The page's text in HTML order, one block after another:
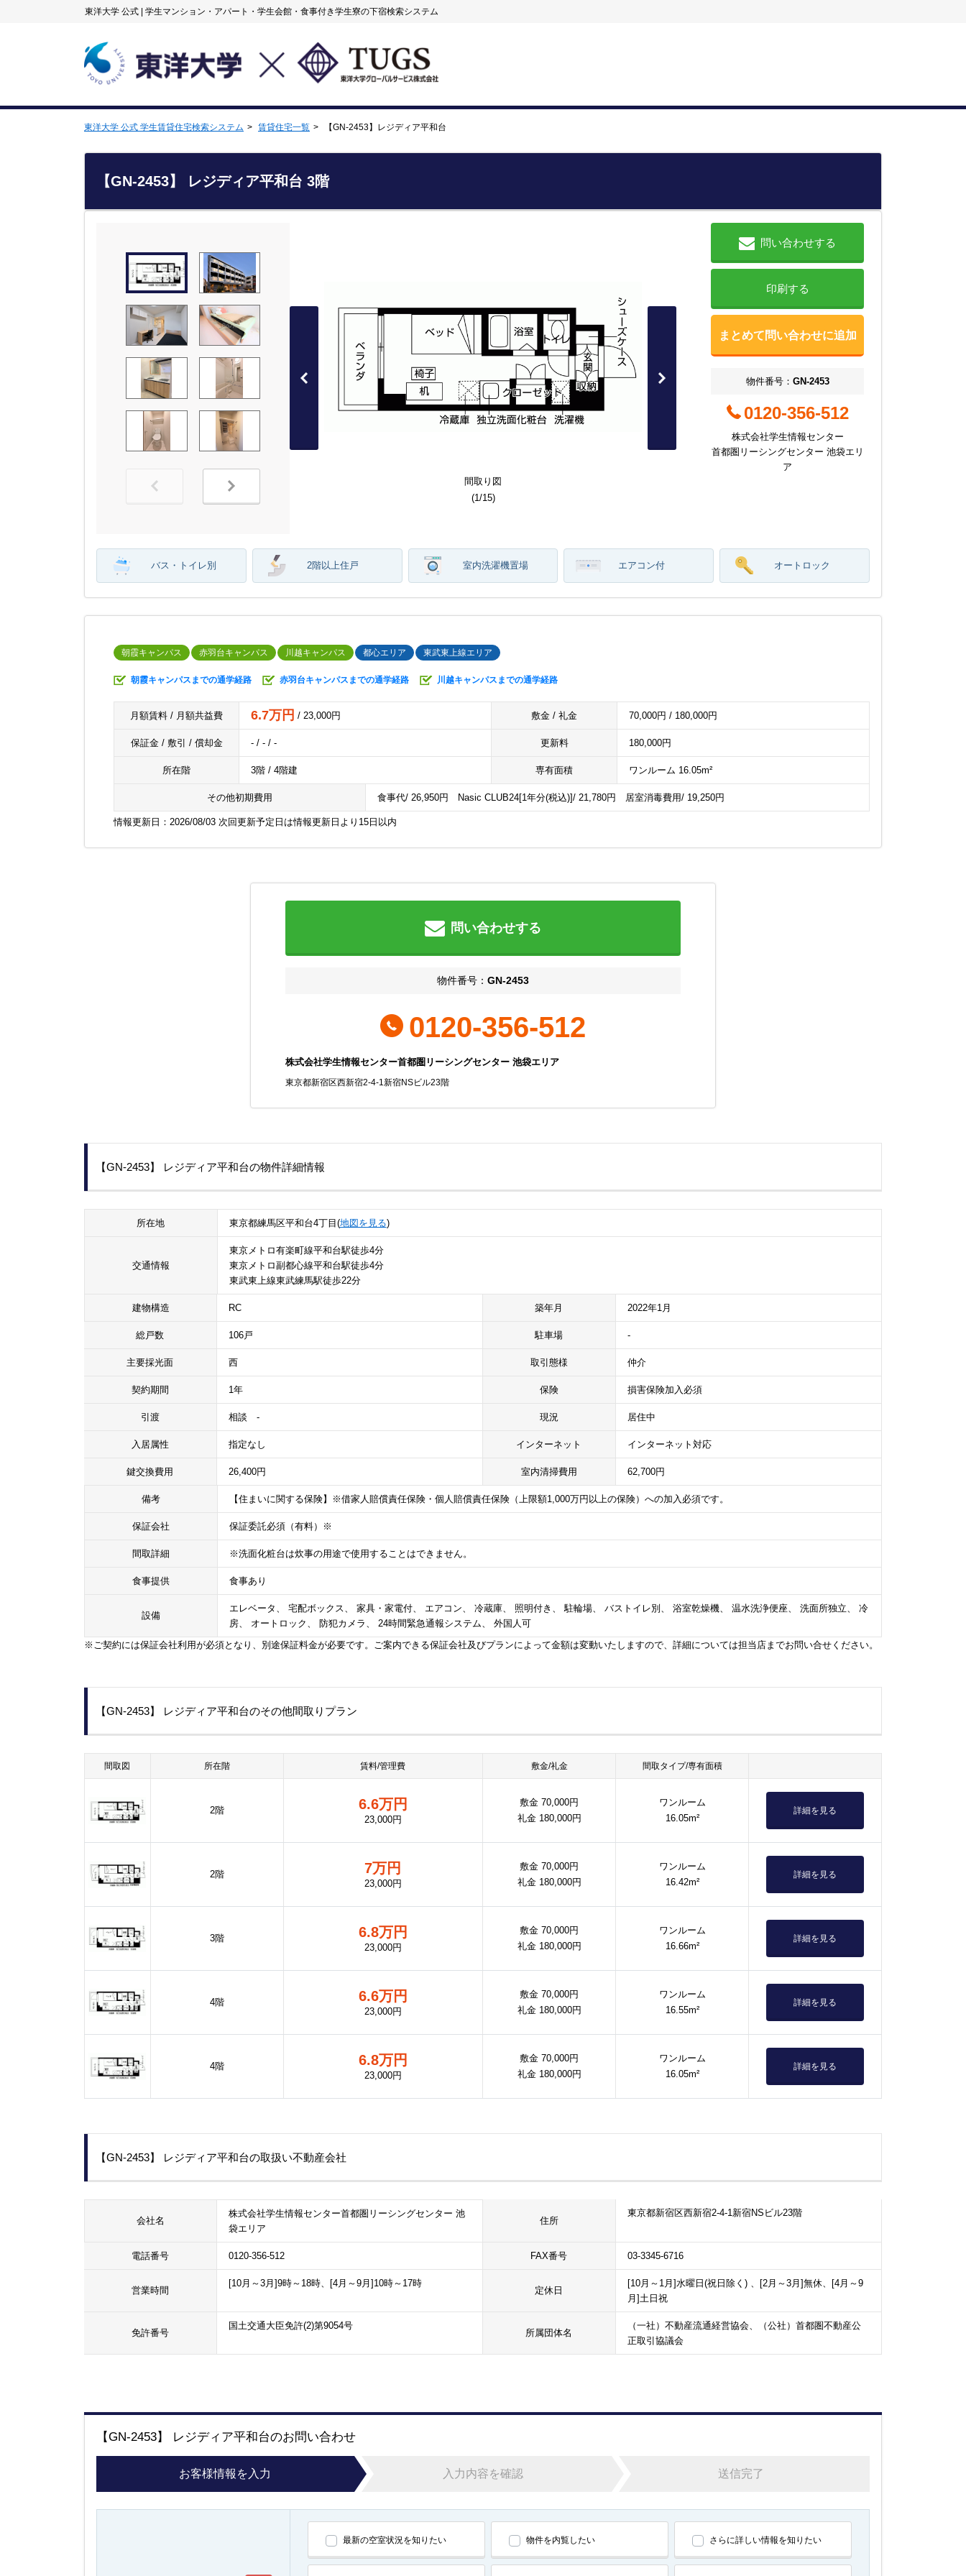
東洋大学 公式 学生マンション・アパート・学生会館・食事付き学生寮の下宿検索システム
東洋大学 公式 学生賃貸住宅検索システム 賃貸住宅一覧 【GN-2453】レジディア平和台
【GN-2453】 レジディア平和台 3階
その他
(1 /15)
間取り図
(1 /15)
建物外観
(1 /15)
居室・リビング
(1 /15)
居室・リビング
(1 /15)
キッチン
(1 /15)
バス
(1 /15)
トイレ
(1 /15)
収納
(1 /15)
その他部屋スペース
(1 /15)
洗面所写真
(1 /15)
玄関
(1 /15)
その他設備
(1 /15)
エントランス
(1 /15)
その他共用部分
(1 /15)
その他
(1 /15)
間取り図
(1 /15)
問い合わせする
印刷する
まとめて問い合わせに追加
物件番号： GN-2453
0120-356-512
株式会社学生情報センター
首都圏リーシングセンター 池袋エリ
ア
バス・トイレ別 2階以上住戸 室内洗濯機置場 エアコン付 オートロック
朝霞キャンパス 赤羽台キャンパス 川越キャンパス 都心エリア 東武東上線エリア
朝霞キャンパスまでの通学経路 赤羽台キャンパスまでの通学経路 川越キャンパスまでの通学経路
月額賃料 / 月額共益費 6.7万円 / 23,000円 敷金 / 礼金 70,000円 / 180,000円
保証金 / 敷引 / 償却金 - / - / - 更新料 180,000円
所在階 3階 / 4階建 専有面積 ワンルーム 16.05m²
その他初期費用 食事代/ 26,950円 Nasic CLUB24[1年分(税込)]/ 21,780円 居室消毒費用/ 19,250円
情報更新日：2026/08/03 次回更新予定日は情報更新日より15日以内
問い合わせする
物件番号： GN-2453
0120-356-512
株式会社学生情報センター首都圏リーシングセンター 池袋エリア
東京都新宿区西新宿2-4-1新宿NSビル23階
【GN-2453】 レジディア平和台の物件詳細情報
所在地 東京都練馬区平和台4丁目(地図を見る)
交通情報
東京メトロ有楽町線平和台駅徒歩4分
東京メトロ副都心線平和台駅徒歩4分
東武東上線東武練馬駅徒歩22分
建物構造 RC 築年月 2022年1月
総戸数 106戸 駐車場 -
主要採光面 西 取引態様 仲介
契約期間 1年 保険 損害保険加入必須
引渡 相談 - 現況 居住中
入居属性 指定なし インターネット インターネット対応
鍵交換費用 26,400円 室内清掃費用 62,700円
備考 【住まいに関する保険】※借家人賠償責任保険・個人賠償責任保険（上限額1,000万円以上の保険）への加入必須です。
保証会社 保証委託必須（有料）※
間取詳細 ※洗面化粧台は炊事の用途で使用することはできません。
食事提供 食事あり
設備
エレベータ、 宅配ボックス、 家具・家電付、 エアコン、 冷蔵庫、 照明付き、 駐輪場、 バストイレ別、 浴室乾燥機、 温水洗浄便座、 洗面所独立、 冷
房、 オートロック、 防犯カメラ、 24時間緊急通報システム、 外国人可
※ご契約には保証会社利用が必須となり、別途保証料金が必要です。ご案内できる保証会社及びプランによって金額は変動いたしますので、詳細については担当店までお問い合せください。
【GN-2453】 レジディア平和台のその他間取りプラン
間取図 所在階 賃料/管理費 敷金/礼金 間取タイプ/専有面積
2階 6.6万円
23,000円
敷金 70,000円
礼金 180,000円
ワンルーム
16.05m²
詳細を見る
2階 7万円
23,000円
敷金 70,000円
礼金 180,000円
ワンルーム
16.42m²
詳細を見る
3階 6.8万円
23,000円
敷金 70,000円
礼金 180,000円
ワンルーム
16.66m²
詳細を見る
4階 6.6万円
23,000円
敷金 70,000円
礼金 180,000円
ワンルーム
16.55m²
詳細を見る
4階 6.8万円
23,000円
敷金 70,000円
礼金 180,000円
ワンルーム
16.05m²
詳細を見る
【GN-2453】 レジディア平和台の取扱い不動産会社
会社名
株式会社学生情報センター首都圏リーシングセンター 池
袋エリア
住所
東京都新宿区西新宿2-4-1新宿NSビル23階
電話番号 0120-356-512 FAX番号 03-3345-6716
営業時間
[10月～3月]9時～18時、[4月～9月]10時～17時
定休日
[10月～1月]水曜日(祝日除く) 、[2月～3月]無休、[4月～9
月]土日祝
免許番号
国土交通大臣免許(2)第9054号
所属団体名
（一社）不動産流通経営協会、（公社）首都圏不動産公
正取引協議会
【GN-2453】 レジディア平和台のお問い合わせ
お客様情報を入力 入力内容を確認 送信完了
最新の空室状況を知りたい 物件を内覧したい さらに詳しい情報を知りたい